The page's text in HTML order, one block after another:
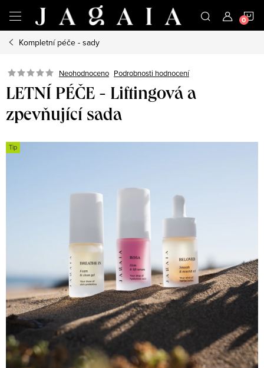
obsah
Kompletní péče - sady
Neohodnoceno Podrobnosti hodnocení
LETNÍ PÉČE - Liftingová a
zpevňující sada
Tip